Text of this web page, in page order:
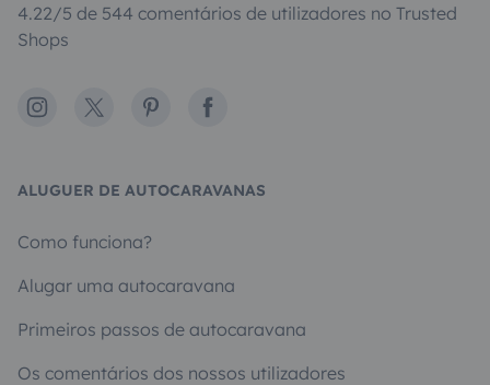
4.22/5 de 544 comentários de utilizadores no Trusted
Shops
Instagram
X PinterestFacebook
ALUGUER DE AUTOCARAVANAS
Como funciona?
Alugar uma autocaravana
Primeiros passos de autocaravana
Os comentários dos nossos utilizadores